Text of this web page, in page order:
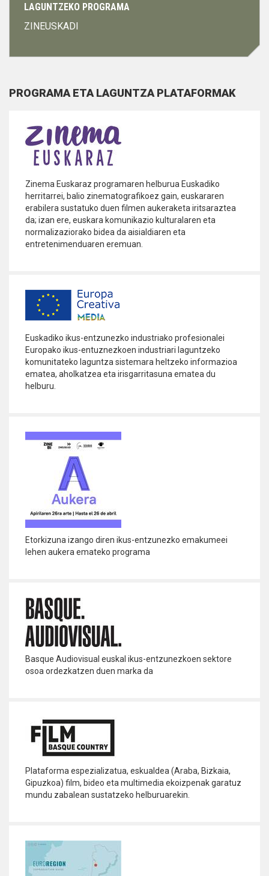
LAGUNTZEKO PROGRAMA
ZINEUSKADI
PROGRAMA ETA LAGUNTZA PLATAFORMAK
Zinema Euskaraz programaren helburua Euskadiko
herritarrei, balio zinematografikoez gain, euskararen
erabilera sustatuko duen filmen aukeraketa iritsaraztea
da; izan ere, euskara komunikazio kulturalaren eta
normalizaziorako bidea da aisialdiaren eta
entretenimenduaren eremuan.
gehiago
Euskadiko ikus-entzunezko industriako profesionalei
Europako ikus-entuznezkoen industriari laguntzeko
komunitateko laguntza sistemara heltzeko informazioa
ematea, aholkatzea eta irisgarritasuna ematea du
helburu.
gehiago
Etorkizuna izango diren ikus-entzunezko emakumeei
lehen aukera emateko programa
gehiago
Basque Audiovisual euskal ikus-entzunezkoen sektore
osoa ordezkatzen duen marka da
gehiago
Plataforma espezializatua, eskualdea (Araba, Bizkaia,
Gipuzkoa) film, bideo eta multimedia ekoizpenak garatuz
mundu zabalean sustatzeko helburuarekin.
gehiago